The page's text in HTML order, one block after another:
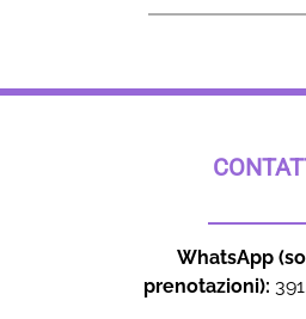
WhatsApp
prenotazioni):